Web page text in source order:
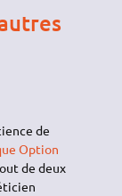
de
Option
de deux